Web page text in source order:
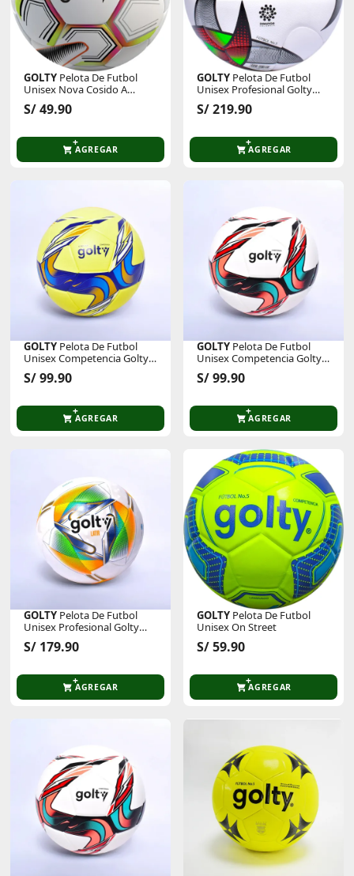
GOLTY Pelota De Futbol
Unisex Nova Cosido A
S/ 49.90
AGREGAR
GOLTY Pelota De Futbol
Unisex Profesional Golty
Quality Pro
S/ 219.90
AGREGAR
GOLTY Pelota De Futbol
Unisex Competencia Golty
Fenix Thermobonded
S/ 99.90
AGREGAR
GOLTY Pelota De Futbol
Unisex Competencia Golty
Fenix Thermobonded
S/ 99.90
AGREGAR
GOLTY Pelota De Futbol
Unisex Profesional Golty
Latir Cosido A Mano
S/ 179.90
AGREGAR
GOLTY Pelota De Futbol
Unisex On Street
S/ 59.90
AGREGAR